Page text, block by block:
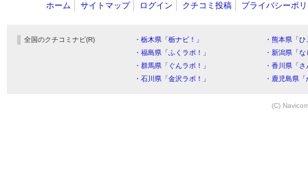
ホーム サイトマップ ログイン クチコミ投稿 プライバシーポ
全国のクチコミナビ(R) ・栃木県「栃ナビ！」
・熊本県「
・福島県「ふくラボ！」
・新潟県「
・群馬県「ぐんラボ！」
・香川県「
・石川県「金沢ラボ！」
・鹿児島県
(C)